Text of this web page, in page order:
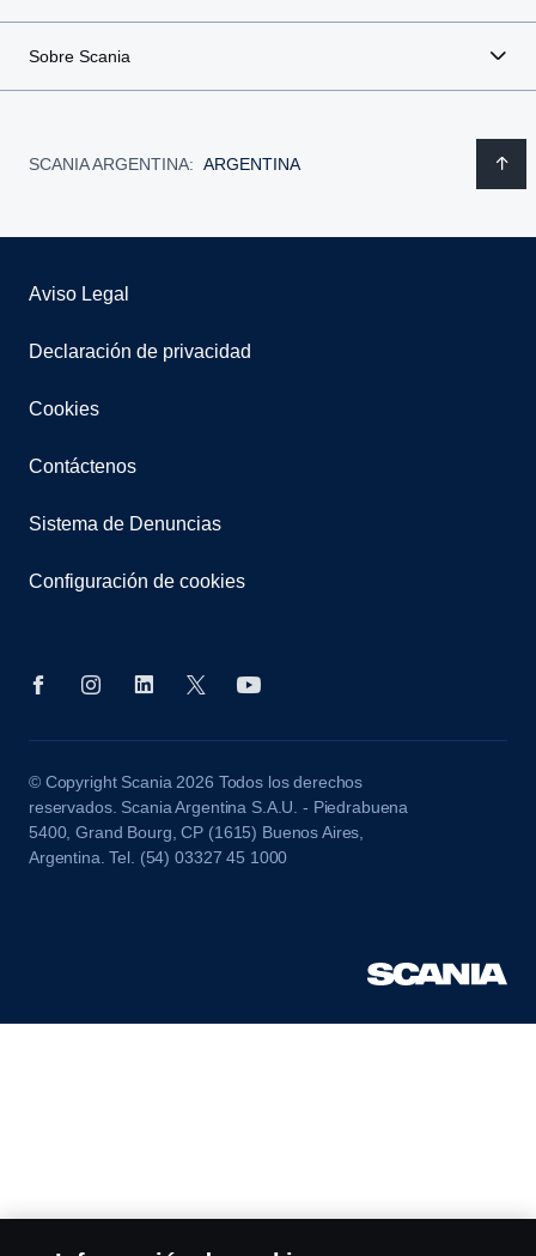
Sobre Scania
SCANIA ARGENTINA: ARGENTINA
Aviso Legal
Declaración de privacidad
Cookies
Contáctenos
Sistema de Denuncias
Configuración de cookies
© Copyright Scania 2026 Todos los derechos
reservados. Scania Argentina S.A.U. - Piedrabuena
5400, Grand Bourg, CP (1615) Buenos Aires,
Argentina. Tel. (54) 03327 45 1000